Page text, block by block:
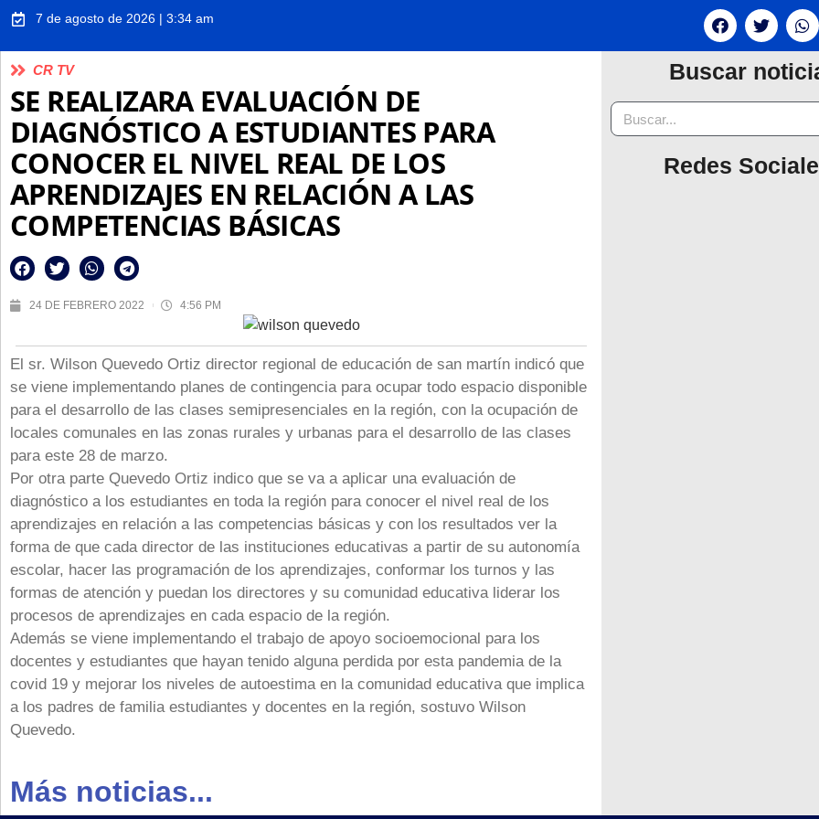
7 de agosto de 2026 | 3:34 am
CR TV
SE REALIZARA EVALUACIÓN DE
DIAGNÓSTICO A ESTUDIANTES PARA
CONOCER EL NIVEL REAL DE LOS
APRENDIZAJES EN RELACIÓN A LAS
COMPETENCIAS BÁSICAS
24 DE FEBRERO 2022 4:56 PM
El sr. Wilson Quevedo Ortiz director regional de educación de san martín indicó que
se viene implementando planes de contingencia para ocupar todo espacio disponible
para el desarrollo de las clases semipresenciales en la región, con la ocupación de
locales comunales en las zonas rurales y urbanas para el desarrollo de las clases
para este 28 de marzo.
Por otra parte Quevedo Ortiz indico que se va a aplicar una evaluación de
diagnóstico a los estudiantes en toda la región para conocer el nivel real de los
aprendizajes en relación a las competencias básicas y con los resultados ver la
forma de que cada director de las instituciones educativas a partir de su autonomía
escolar, hacer las programación de los aprendizajes, conformar los turnos y las
formas de atención y puedan los directores y su comunidad educativa liderar los
procesos de aprendizajes en cada espacio de la región.
Además se viene implementando el trabajo de apoyo socioemocional para los
docentes y estudiantes que hayan tenido alguna perdida por esta pandemia de la
covid 19 y mejorar los niveles de autoestima en la comunidad educativa que implica
a los padres de familia estudiantes y docentes en la región, sostuvo Wilson
Quevedo.
Más noticias...
Buscar
Redes